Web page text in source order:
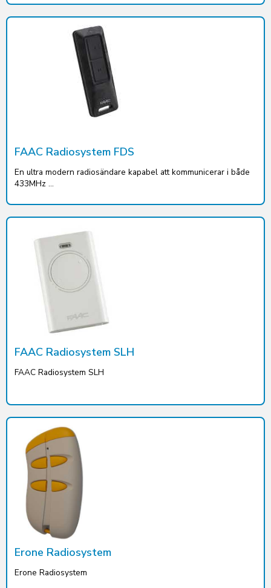
FAAC Radiosystem FDS
En ultra modern radiosändare kapabel att kommunicerar i både
433MHz ...
FAAC Radiosystem SLH
FAAC Radiosystem SLH
Erone Radiosystem
Erone Radiosystem